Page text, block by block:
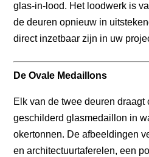
glas-in-lood. Het loodwerk is
de deuren opnieuw in
direct inzetbaar zijn in uw
De Ovale Medaillons
Elk van de twee deuren draagt
geschilderd glasmedaillon in
okertonnen. De afbeeldingen
en architectuurtaferelen, een